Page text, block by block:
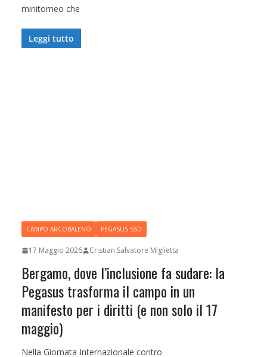
minitorneo che
Leggi tutto
CAMPO ARCOBALENO PEGASUS SSD
17 Maggio 2026 Cristian Salvatore Miglietta
Bergamo, dove l’inclusione fa sudare: la
Pegasus trasforma il campo in un
manifesto per i diritti (e non solo il 17
maggio)
Nella Giornata Internazionale contro